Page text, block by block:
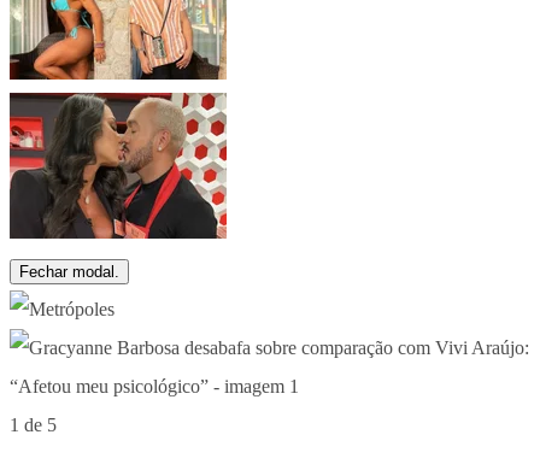
Fechar modal.
1 de 5